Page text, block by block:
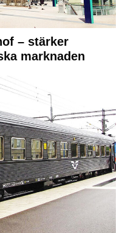
– stärker
marknaden